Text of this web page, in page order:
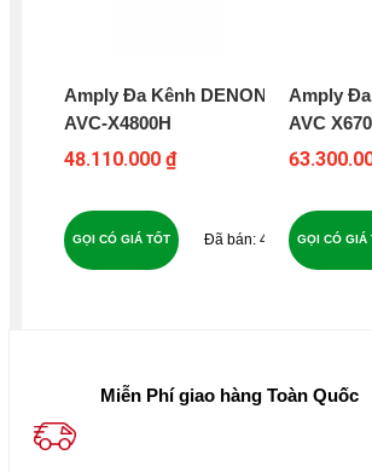
Amply Đa Kênh DENON
AVC-X4800H
48.110.000 ₫
43
GỌI CÓ GIÁ TỐT
Amply Đa
AVC
GỌI CÓ GIÁ
Miễn Phí giao hàng Toàn Quốc